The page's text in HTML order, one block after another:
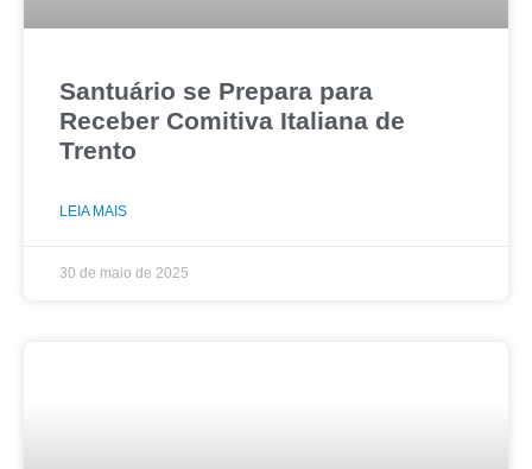
Santuário se Prepara para
Receber Comitiva Italiana de
Trento
LEIA MAIS
30 de maio de 2025